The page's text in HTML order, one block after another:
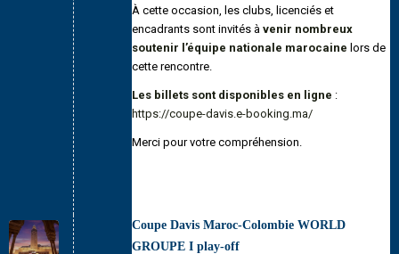
À cette occasion, les clubs, licenciés et
encadrants sont invités à venir nombreux
soutenir l’équipe nationale marocaine lors de
cette rencontre.
Les billets sont disponibles en ligne :
https://coupe-davis.e-booking.ma/
Merci pour votre compréhension.
Coupe Davis Maroc-Colombie WORLD
GROUPE I play-off